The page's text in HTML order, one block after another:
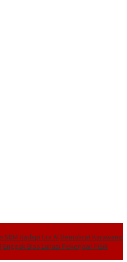
Hadapi Era AI Demokrat Karawang
Enggak Bisa Lunasi Pekerjaan Fisik